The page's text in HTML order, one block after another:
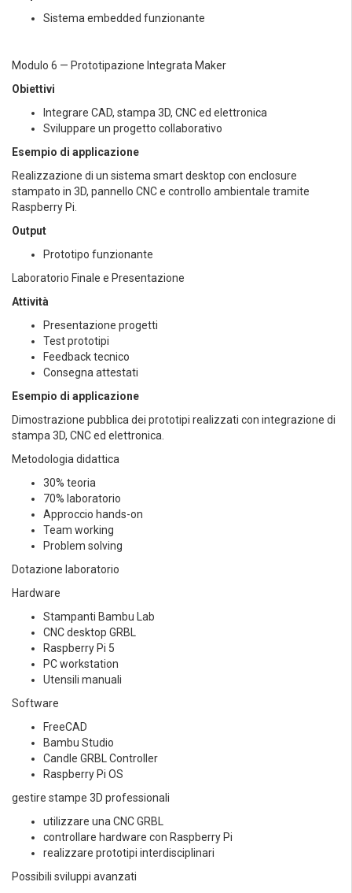
Sistema embedded funzionante
Modulo 6 — Prototipazione Integrata Maker
Obiettivi
Integrare CAD, stampa 3D, CNC ed elettronica
Sviluppare un progetto collaborativo
Esempio di applicazione
Realizzazione di un sistema smart desktop con enclosure
stampato in 3D, pannello CNC e controllo ambientale tramite
Raspberry Pi.
Output
Prototipo funzionante
Laboratorio Finale e Presentazione
Attività
Presentazione progetti
Test prototipi
Feedback tecnico
Consegna attestati
Esempio di applicazione
Dimostrazione pubblica dei prototipi realizzati con integrazione di
stampa 3D, CNC ed elettronica.
Metodologia didattica
30% teoria
70% laboratorio
Approccio hands-on
Team working
Problem solving
Dotazione laboratorio
Hardware
Stampanti Bambu Lab
CNC desktop GRBL
Raspberry Pi 5
PC workstation
Utensili manuali
Software
FreeCAD
Bambu Studio
Candle GRBL Controller
Raspberry Pi OS
gestire stampe 3D professionali
utilizzare una CNC GRBL
controllare hardware con Raspberry Pi
realizzare prototipi interdisciplinari
Possibili sviluppi avanzati